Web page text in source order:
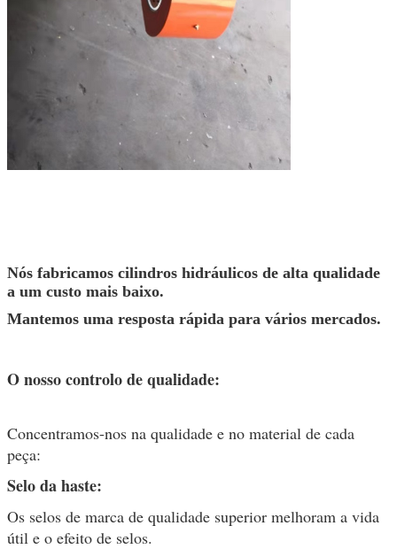
Nós fabricamos cilindros hidráulicos de alta qualidade
a um custo mais baixo.
Mantemos uma resposta rápida para vários mercados.
O nosso controlo de qualidade:
Concentramos-nos na qualidade e no material de cada
peça:
Selo da haste:
Os selos de marca de qualidade superior melhoram a vida
útil e o efeito de selos.